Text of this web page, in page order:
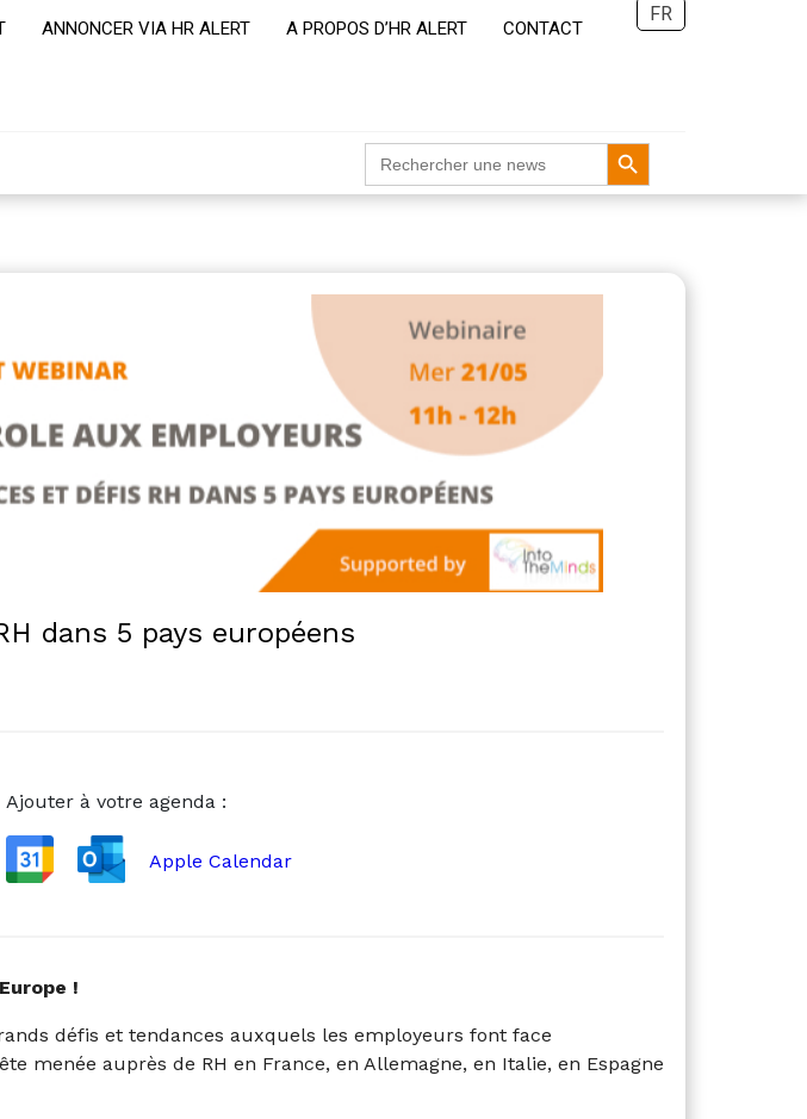
ANNONCER VIA HR ALERT A PROPOS D’HR ALERT CONTACT
FR
Search
for:
Search Button
dans 5 pays européens
Ajouter à votre agenda :
Apple Calendar
!
défis et tendances auxquels les employeurs font face
menée auprès de RH en France, en Allemagne, en Italie, en Espagne